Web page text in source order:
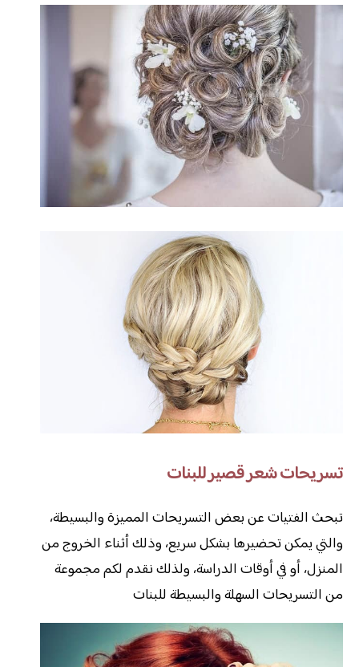
تسريحات شعر قصير للبنات
تبحث الفتيات عن بعض التسريحات المميزة والبسيطة،
والتي يمكن تحضيرها بشكل سريع، وذلك أثناء الخروج من
المنزل، أو في أوقات الدراسة، ولذلك نقدم لكم مجموعة
من التسريحات السهلة والبسيطة للبنات